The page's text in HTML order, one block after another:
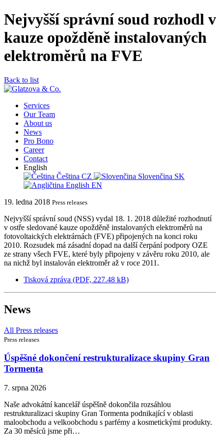
Nejvyšší správní soud rozhodl v
kauze opožděně instalovaných
elektroměrů na FVE
Back to list
Services
Our Team
About us
News
Pro Bono
Career
Contact
English
Čeština CZ Slovenčina SK
English EN
19. ledna 2018 Press releases
Nejvyšší správní soud (NSS) vydal 18. 1. 2018 důležité rozhodnutí
v ostře sledované kauze opožděně instalovaných elektroměrů na
fotovoltaických elektrárnách (FVE) připojených na konci roku
2010. Rozsudek má zásadní dopad na další čerpání podpory OZE
ze strany všech FVE, které byly připojeny v závěru roku 2010, ale
na nichž byl instalován elektroměr až v roce 2011.
Tisková zpráva (PDF, 227.48 kB)
News
All Press releases
Press releases
Úspěšné dokončení restrukturalizace skupiny Gran
Tormenta
7. srpna 2026
Naše advokátní kancelář úspěšně dokončila rozsáhlou
restrukturalizaci skupiny Gran Tormenta podnikající v oblasti
maloobchodu a velkoobchodu s parfémy a kosmetickými produkty.
Za 30 měsíců jsme při…